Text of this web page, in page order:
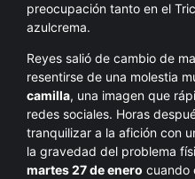
preocupación tanto en el
azulcrema.
Reyes salió de cambio de
resentirse de una molestia
camilla, una imagen que
redes sociales. Horas
tranquilizar a la afición con
la gravedad del problema
martes 27 de enero cuando